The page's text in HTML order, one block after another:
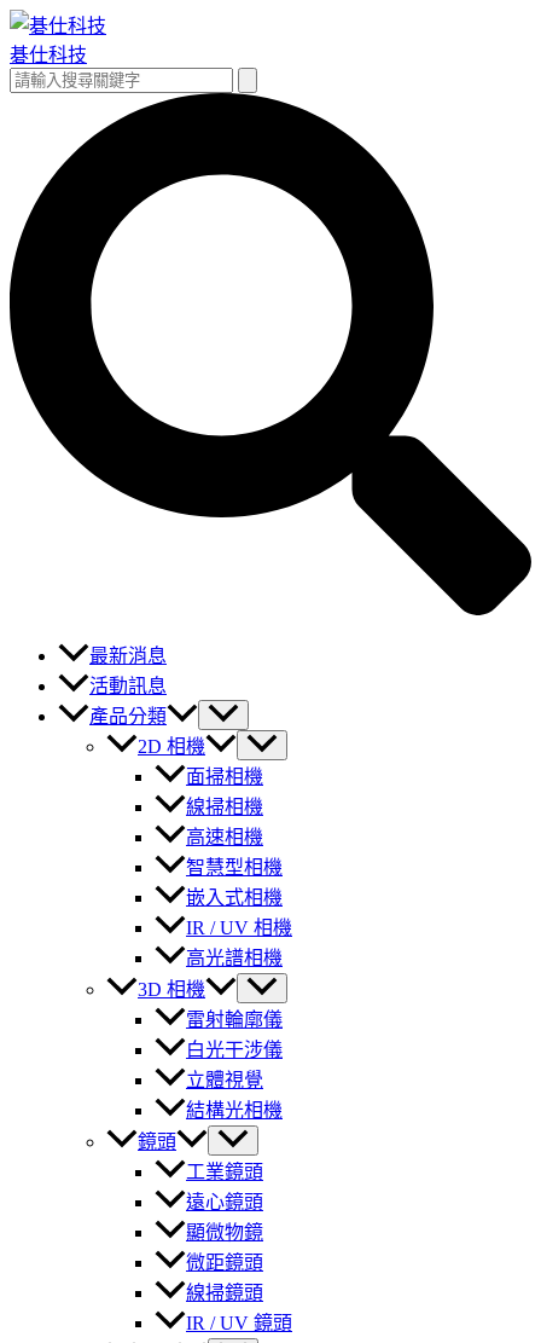
跳
至
主
碁仕科技
搜
最新消息
活動訊息
產品分類
2D 相機
面掃相機
線掃相機
高速相機
智慧型相機
嵌入式相機
IR / UV 相機
高光譜相機
3D 相機
雷射輪廓儀
白光干涉儀
立體視覺
結構光相機
鏡頭
工業鏡頭
遠心鏡頭
顯微物鏡
微距鏡頭
線掃鏡頭
IR / UV 鏡頭